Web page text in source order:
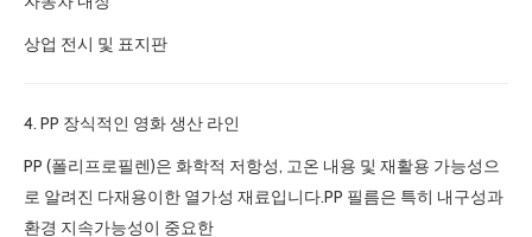
상업 전시 및 표지판
4. PP 장식적인 영화 생산 라인
PP (폴리프로필렌)은 화학적 저항성, 고온 내용 및 재활용 가능성으
로 알려진 다재용이한 열가성 재료입니다.PP 필름은 특히 내구성과
환경 지속가능성이 중요한